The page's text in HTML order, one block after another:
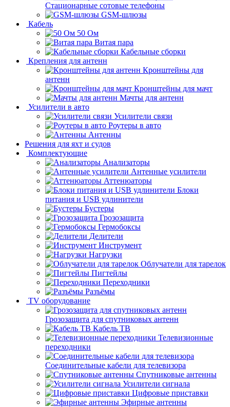
Стационарные сотовые телефоны
GSM-шлюзы
Кабель
50 Ом
Витая пара
Кабельные сборки
Крепления для антенн
Кронштейны для
антенн
Кронштейны для мачт
Мачты для антенн
Усилители в авто
Усилители связи
Роутеры в авто
Антенны
Решения для яхт и судов
Комплектующие
Анализаторы
Антенные усилители
Аттенюаторы
Блоки
питания и USB удлинители
Бустеры
Грозозащита
Гермобоксы
Делители
Инструмент
Нагрузки
Облучатели для тарелок
Пигтейлы
Переходники
Разъёмы
TV оборудование
Грозозащита для спутниковых антенн
Кабель ТВ
Телевизионные
переходники
Соединительные кабели для телевизора
Спутниковые антенны
Усилители сигнала
Цифровые приставки
Эфирные антенны